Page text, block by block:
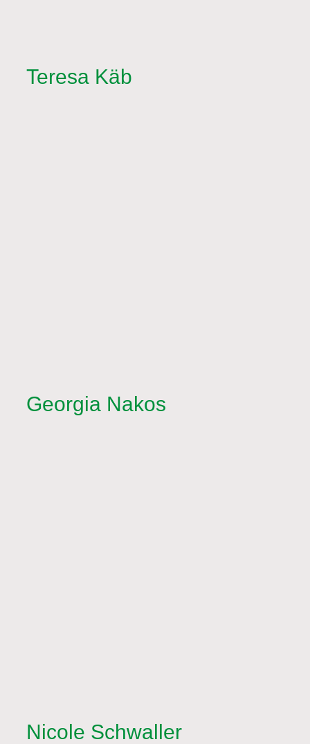
Teresa Käb
Georgia Nakos
Nicole Schwaller